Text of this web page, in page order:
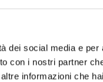
dei social media e per
con i nostri partner
informazioni che